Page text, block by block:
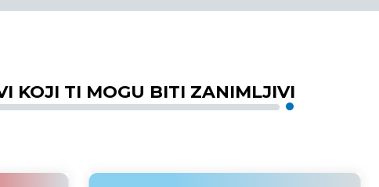
KOJI TI MOGU BITI ZANIMLJIVI